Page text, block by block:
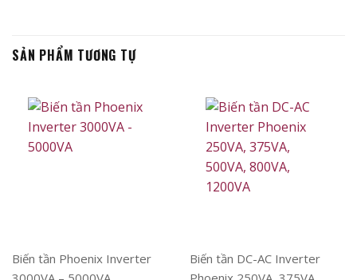
SẢN PHẨM TƯƠNG TỰ
Biến tần Phoenix Inverter
Biến tần DC-AC Inverter